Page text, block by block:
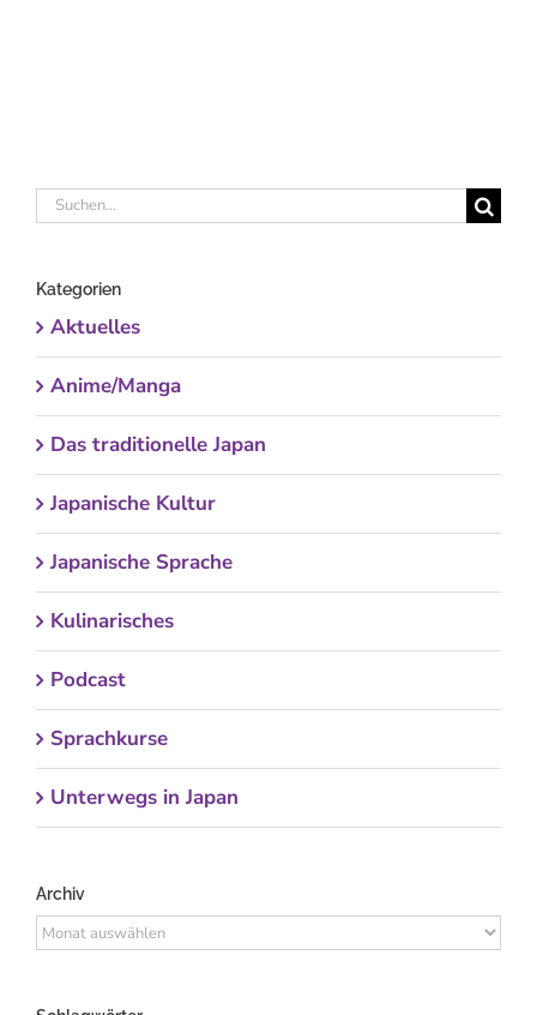
Suche
Kategorien
Aktuelles
Anime/Manga
Das traditionelle Japan
Japanische Kultur
Japanische Sprache
Kulinarisches
Podcast
Sprachkurse
Unterwegs in Japan
Archiv
Archiv